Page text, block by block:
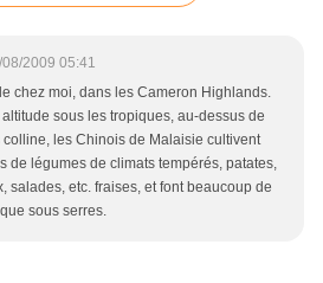
2009 05:41
chez moi, dans les Cameron Highlands.
sous les tropiques, au-dessus de
colline, les Chinois de Malaisie cultivent
de légumes de climats tempérés, patates,
salades, etc. fraises, et font beaucoup de
sous serres.